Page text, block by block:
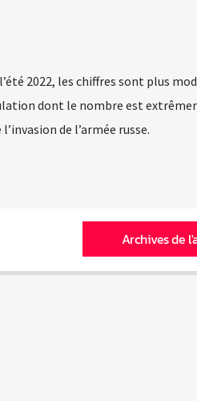
2022, les chiffres sont plus
dont le nombre est
de l’armée russe.
Archives de